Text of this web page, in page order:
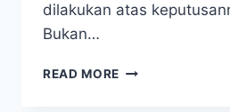
dilakukan atas
Bukan…
READ MORE DIABETES